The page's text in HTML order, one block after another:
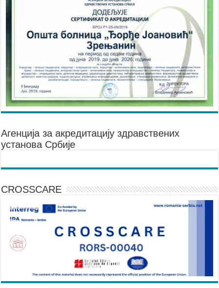
Агенцијa за акредитацију здравствених
установа Србије
CROSSCARE